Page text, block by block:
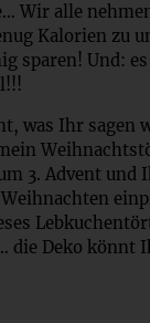
Wir alle
Kalorien zu
sparen! Und:
was Ihr sagen
3. Advent und
die Deko könnt